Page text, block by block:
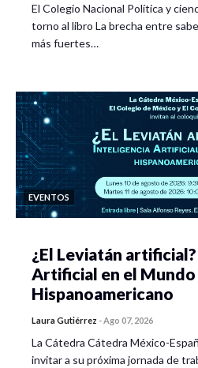
El Colegio Nacional Política y
torno al libro La brecha entre
más fuertes…
EVENTOS
¿El Leviatán
Artificial en el Mundo
Hispanoamericano
Laura Gutiérrez -Ago 07, 2026
La Cátedra Cátedra México-
invitar a su próxima jornada de